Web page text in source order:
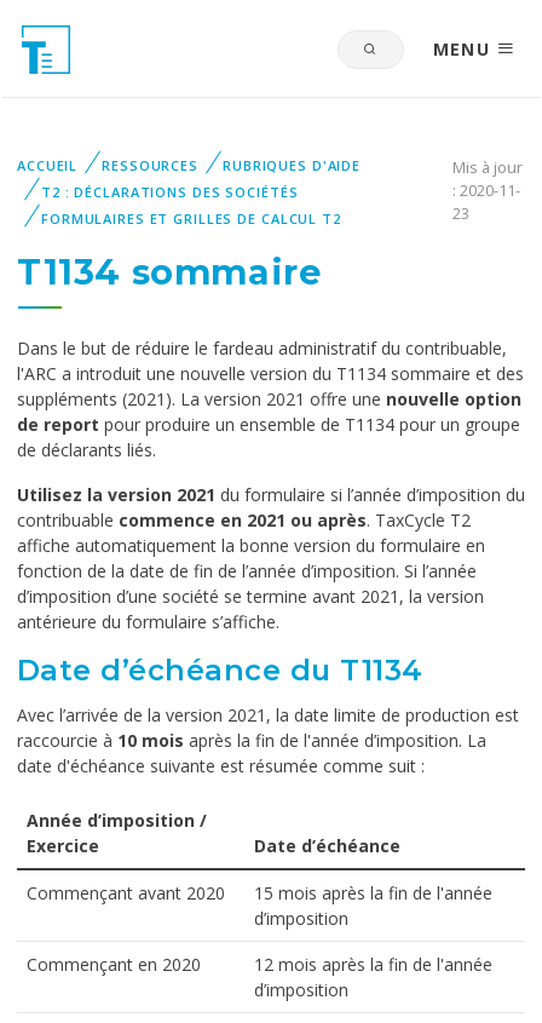
MENU
ACCUEIL RESSOURCES
RUBRIQUES D'AIDE
T2 : DÉCLARATIONS DES SOCIÉTÉS
FORMULAIRES ET GRILLES DE CALCUL T2
Mis à jour
: 2020-11-
23
T1134 sommaire
Dans le but de réduire le fardeau administratif du contribuable,
l'ARC a introduit une nouvelle version du T1134 sommaire et des
suppléments (2021). La version 2021 offre une nouvelle option
de report pour produire un ensemble de T1134 pour un groupe
de déclarants liés.
Utilisez la version 2021 du formulaire si l’année d’imposition du
contribuable commence en 2021 ou après. TaxCycle T2
affiche automatiquement la bonne version du formulaire en
fonction de la date de fin de l’année d’imposition. Si l’année
d’imposition d’une société se termine avant 2021, la version
antérieure du formulaire s’affiche.
Date d’échéance du T1134
Avec l’arrivée de la version 2021, la date limite de production est
raccourcie à 10 mois après la fin de l'année d’imposition. La
date d'échéance suivante est résumée comme suit :
Année d’imposition /
Exercice
Date d’échéance
Commençant avant 2020
15 mois après la fin de l'année
d’imposition
Commençant en 2020
12 mois après la fin de l'année
d’imposition